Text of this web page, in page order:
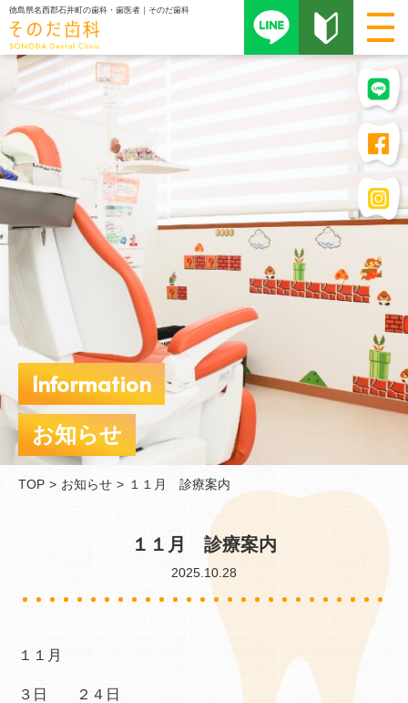
徳島県名西郡石井町の歯科・歯医者｜そのだ歯科
Information
お知らせ
TOP お知らせ １１月 診療案内
１１月 診療案内
2025.10.28
１１月
３日 ２４日